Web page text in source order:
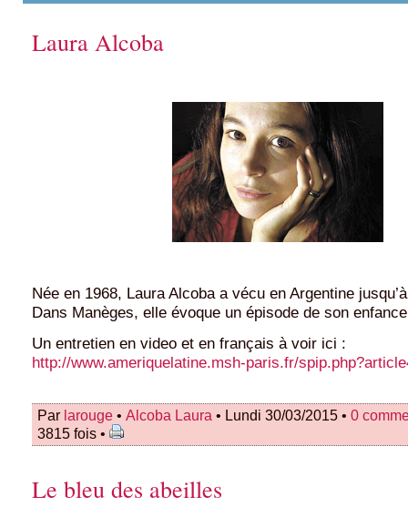
Laura Alcoba
Née en 1968, Laura Alcoba a vécu en Argentine
Dans Manèges, elle évoque un épisode de son enfance
Un entretien en video et en français à voir ici :
http://www.ameriquelatine.msh-paris.fr/
Par larouge • Alcoba Laura • Lundi 30/03/2015 • 0
3815 fois •
Le bleu des abeilles